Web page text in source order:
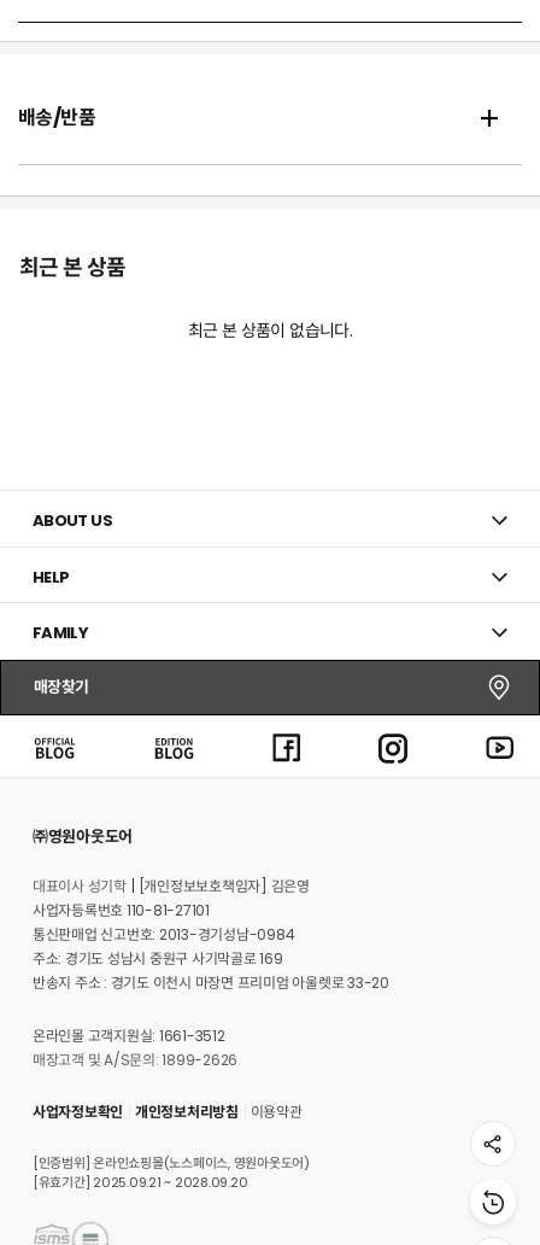
배송/반품
최근 본 상품
최근 본 상품이 없습니다.
ABOUT US
HELP
FAMILY
매장찾기
㈜영원아웃도어
대표이사 성기학
[개인정보보호책임자] 김은영
사업자등록번호 110-81-27101
통신판매업 신고번호: 2013-경기성남-0984
주소: 경기도 성남시 중원구 사기막골로 169
반송지 주소 : 경기도 이천시 마장면 프리미엄 아울렛로 33-20
온라인몰 고객지원실: 1661-3512
매장고객 및 A/S문의: 1899-2626
사업자정보확인 개인정보처리방침 이용약관
[인증범위] 온라인쇼핑몰(노스페이스, 영원아웃도어)
[유효기간] 2025.09.21 ~ 2028.09.20